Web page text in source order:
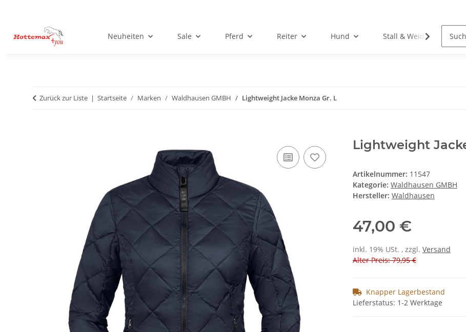
Neuheiten Sale Pferd Reiter Hund Stall & Weide
Zurück zur Liste Startseite Marken Waldhausen GMBH Lightweight Jacke Monza Gr. L
Lightweight
Artikelnummer: 11547
Kategorie: Waldhausen GMBH
Hersteller: Waldhausen
47,00 €
inkl. 19% USt. , zzgl. Versand
Alter Preis: 79,95 €
Knapper Lagerbestand
Lieferstatus: 1-2 Werktage